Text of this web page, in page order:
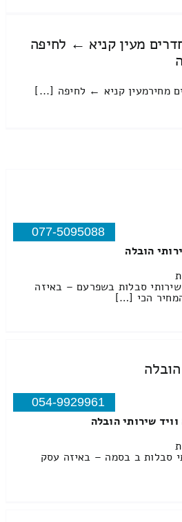
מעין קניא ← לחיפה
מחירמעין קניא ← לחיפה [...]
077-5095088
הובלה
סבלות בשפרעם – באיזה
הכי […]
054-9929961
שירותי הובלה
סבלות ב בסמה – באיזה עסק